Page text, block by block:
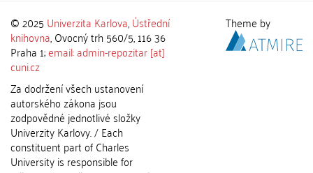
© 2025 Univerzita Karlova,Ústřední
knihovna, Ovocný trh 560/5, 116 36
Praha 1;email: admin-repozitar [at]
cuni.cz
Za dodržení všech ustanovení
autorského zákona jsou
zodpovědné jednotlivé složky
Univerzity Karlovy. / Each
constituent part of Charles
University is responsible for
Theme by